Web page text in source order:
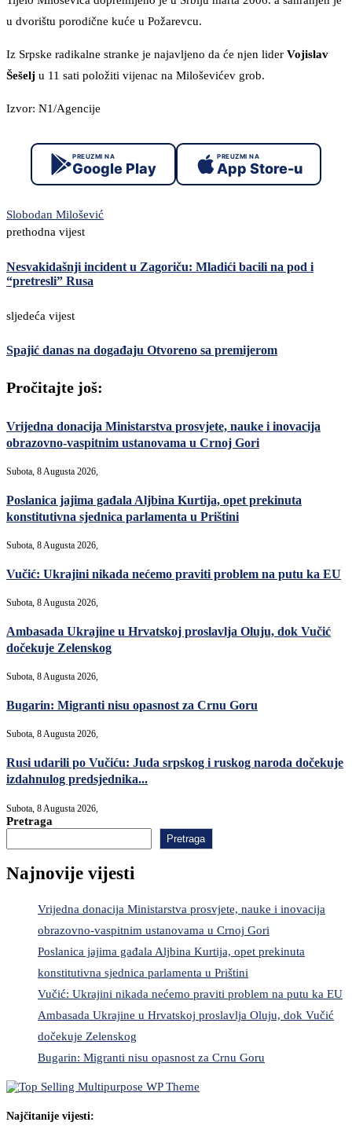
u dvorištu porodične kuće u Požarevcu.
Iz Srpske radikalne stranke je najavljeno da će njen lider Vojislav
Šešelj u 11 sati položiti vijenac na Miloševićev grob.
Izvor: N1/Agencije
PREUZMI NA
Google Play
PREUZMI NA
App Store-u
Slobodan Milošević
prethodna vijest
Nesvakidašnji incident u Zagoriču: Mladići bacili na pod i
“pretresli” Rusa
sljedeća vijest
Spajić danas na događaju Otvoreno sa premijerom
Pročitajte još:
Vrijedna donacija Ministarstva prosvjete, nauke i inovacija
obrazovno-vaspitnim ustanovama u Crnoj Gori
Subota, 8 Augusta 2026,
Poslanica jajima gađala Aljbina Kurtija, opet prekinuta
konstitutivna sjednica parlamenta u Prištini
Subota, 8 Augusta 2026,
Vučić: Ukrajini nikada nećemo praviti problem na putu ka EU
Subota, 8 Augusta 2026,
Ambasada Ukrajine u Hrvatskoj proslavlja Oluju, dok Vučić
dočekuje Zelenskog
Subota, 8 Augusta 2026,
Bugarin: Migranti nisu opasnost za Crnu Goru
Subota, 8 Augusta 2026,
Rusi udarili po Vučiću: Juda srpskog i ruskog naroda dočekuje
izdahnulog predsjednika...
Subota, 8 Augusta 2026,
Pretraga
Pretraga
Najnovije vijesti
Vrijedna donacija Ministarstva prosvjete, nauke i inovacija
obrazovno-vaspitnim ustanovama u Crnoj Gori
Poslanica jajima gađala Aljbina Kurtija, opet prekinuta
konstitutivna sjednica parlamenta u Prištini
Vučić: Ukrajini nikada nećemo praviti problem na putu ka EU
Ambasada Ukrajine u Hrvatskoj proslavlja Oluju, dok Vučić
dočekuje Zelenskog
Bugarin: Migranti nisu opasnost za Crnu Goru
Najčitanije vijesti: